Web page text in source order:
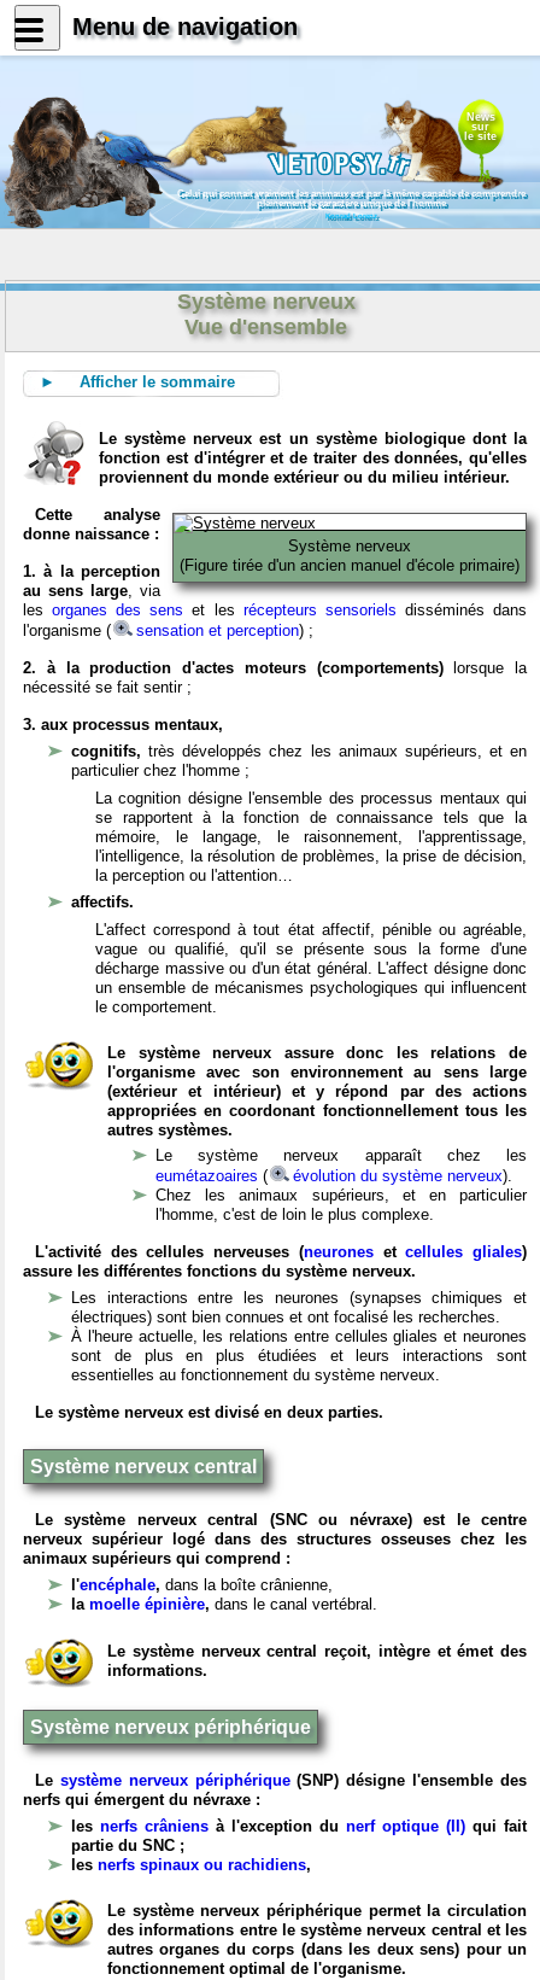
News
sur
le site
Celui qui connait vraiment les animaux est par là même capable de comprendre
pleinement le caractère unique de l'homme
Konrad Lorenz
Système nerveux
Vue d'ensemble
► Afficher le sommaire
Le système nerveux est un système biologique dont la
fonction est d'intégrer et de traiter des données, qu'elles
proviennent du monde extérieur ou du milieu intérieur.
Système nerveux
(Figure tirée d'un ancien manuel d'école primaire)
Cette analyse
donne naissance :
1. à la perception
au sens large, via
lesorganes des sens et les récepteurs sensoriels disséminés dans
l'organisme (
sensation et perception) ;
2. à la production d'actes moteurs (comportements)lorsque la
nécessité se fait sentir ;
3. aux processus mentaux,
cognitifs,très développés chez les animaux supérieurs, et en
particulier chez l'homme ;
La cognition désigne l'ensemble des processus mentaux qui
se rapportent à la fonction de connaissance tels que la
mémoire, le langage, le raisonnement, l'apprentissage,
l'intelligence, la résolution de problèmes, la prise de décision,
la perception ou l'attention…
affectifs.
L'affect correspond à tout état affectif, pénible ou agréable,
vague ou qualifié, qu'il se présente sous la forme d'une
décharge massive ou d'un état général. L'affect désigne donc
un ensemble de mécanismes psychologiques qui influencent
le comportement.
Le système nerveux assure donc les relations de
l'organisme avec son environnement au sens large
(extérieur et intérieur) et y répond par des actions
appropriées en coordonant fonctionnellement tous les
autres systèmes.
Le système nerveux apparaît chez les
eumétazoaires ( évolution du système nerveux).
Chez les animaux supérieurs, et en particulier
l'homme, c'est de loin le plus complexe.
L'activité des cellules nerveuses (neuronesetcellules gliales)
assure les différentes fonctions du système nerveux.
Les interactions entre les neurones (synapses chimiques et
électriques) sont bien connues et ont focalisé les recherches.
À l'heure actuelle, les relations entre cellules gliales et neurones
sont de plus en plus étudiées et leurs interactions sont
essentielles au fonctionnement du système nerveux.
Le système nerveux est divisé en deux parties.
Système nerveux central
Le système nerveux central (SNC ou névraxe) est le centre
nerveux supérieur logé dans des structures osseuses chez les
animaux supérieurs qui comprend :
l'encéphale, dans la boîte crânienne,
la moelle épinière, dans le canal vertébral.
Le système nerveux central reçoit, intègre et émet des
informations.
Système nerveux périphérique
Le système nerveux périphérique(SNP) désigne l'ensemble des
nerfs qui émergent du névraxe :
les nerfs crâniens à l'exception du nerf optique (II) qui fait
partie du SNC ;
les nerfs spinaux ou rachidiens,
Le système nerveux périphérique permet la circulation
des informations entre le système nerveux central et les
autres organes du corps (dans les deux sens) pour un
fonctionnement optimal de l'organisme.
Menu de navigation